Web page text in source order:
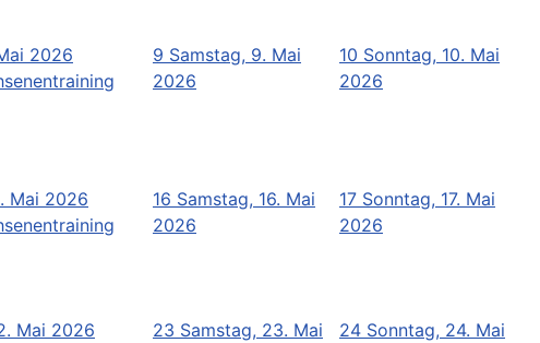
2026
9 Samstag, 9. Mai
2026
10 Sonntag, 10. Mai
2026
Mai 2026
16 Samstag, 16. Mai
2026
17 Sonntag, 17. Mai
2026
Mai 2026
23 Samstag, 23. Mai
24 Sonntag, 24. Mai